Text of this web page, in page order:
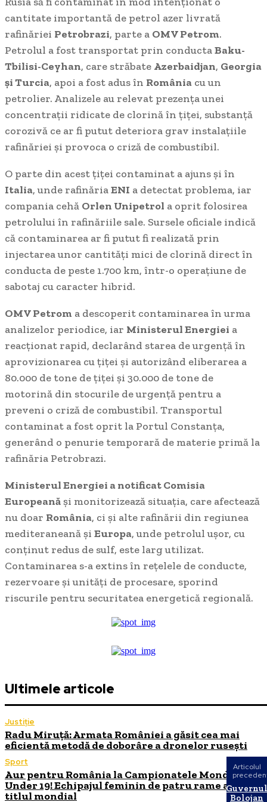
cantitate importantă de petrol azer livrată
rafinăriei Petrobrazi, parte a OMV Petrom.
Petrolul a fost transportat prin conductaBaku-
Tbilisi-Ceyhan, care străbate Azerbaidjan, Georgia
și Turcia, apoi a fost adus în România cu un
petrolier. Analizele au relevat prezența unei
concentrații ridicate de clorină în țiței, substanță
corozivă ce ar fi putut deteriora grav instalațiile
rafinăriei și provoca o criză de combustibil.
O parte din acest țiței contaminat a ajuns și în
Italia, unde rafinăriaENI a detectat problema, iar
compania cehă Orlen Unipetrol a oprit folosirea
petrolului în rafinăriile sale. Sursele oficiale indică
că contaminarea ar fi putut fi realizată prin
injectarea unor cantități mici de clorină direct în
conducta de peste 1.700 km, într-o operațiune de
sabotaj cu caracter hibrid.
OMV Petrom a descoperit contaminarea în urma
analizelor periodice, iar Ministerul Energiei a
reacționat rapid, declarând starea de urgență în
aprovizionarea cu țiței și autorizând eliberarea a
80.000 de tone de țiței și 30.000 de tone de
motorină din stocurile de urgență pentru a
preveni o criză de combustibil. Transportul
contaminat a fost oprit la Portul Constanța,
generând o penurie temporară de materie primă la
rafinăria Petrobrazi.
Ministerul Energiei a notificat Comisia
Europeanăși monitorizează situația, care afectează
nu doar România, ci și alte rafinării din regiunea
mediteraneană și Europa, unde petrolul ușor, cu
conținut redus de sulf, este larg utilizat.
Contaminarea s-a extins în rețelele de conducte,
rezervoare și unități de procesare, sporind
riscurile pentru securitatea energetică regională.
Ultimele articole
Justiție
Radu Miruță: Armata României a găsit cea mai
eficientă metodă de doborâre a dronelor rusești
Sport
Aur pentru România la Campionatele Mondiale
Under 19! Echipajul feminin de patru rame a
titlul mondial
Articolul
Guvernul
Bolojan